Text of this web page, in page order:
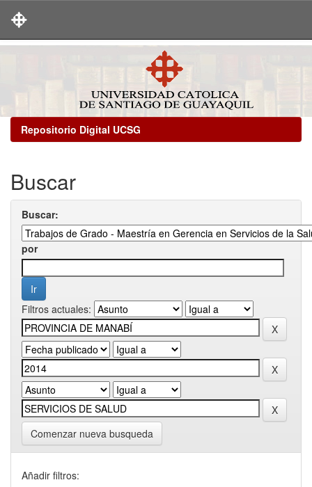
Repositorio Digital UCSG
Buscar
Buscar:
por
Filtros actuales:
Comenzar nueva busqueda
Añadir filtros: